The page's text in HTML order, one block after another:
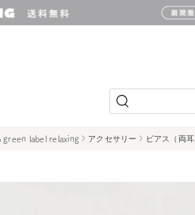
green label relaxing アクセサリー ピアス（両耳